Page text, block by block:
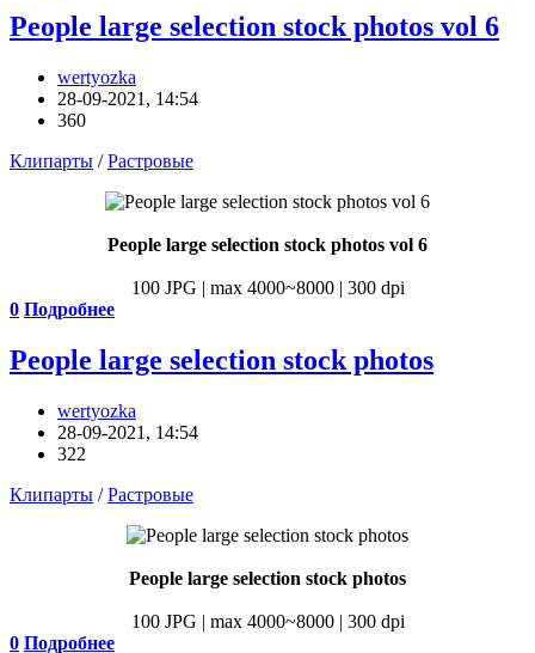
People large selection stock photos vol 6
wertyozka
28-09-2021, 14:54
360
Клипарты /Растровые
People large selection stock photos vol 6
100 JPG | max 4000~8000 | 300 dpi
0 Подробнее
People large selection stock photos
wertyozka
28-09-2021, 14:54
322
Клипарты /Растровые
People large selection stock photos
100 JPG | max 4000~8000 | 300 dpi
0 Подробнее